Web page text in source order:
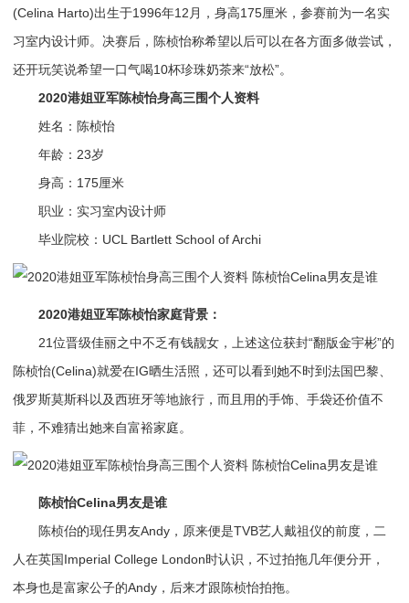
(Celina Harto)出生于1996年12月，身高175厘米，参赛前为一名实
习室内设计师。决赛后，陈桢怡称希望以后可以在各方面多做尝试，
还开玩笑说希望一口气喝10杯珍珠奶茶来“放松”。
2020港姐亚军陈桢怡身高三围个人资料
姓名：陈桢怡
年龄：23岁
身高：175厘米
职业：实习室内设计师
毕业院校：UCL Bartlett School of Archi
2020港姐亚军陈桢怡家庭背景：
21位晋级佳丽之中不乏有钱靓女，上述这位获封“翻版金宇彬”的
陈桢怡(Celina)就爱在IG晒生活照，还可以看到她不时到法国巴黎、
俄罗斯莫斯科以及西班牙等地旅行，而且用的手饰、手袋还价值不
菲，不难猜出她来自富裕家庭。
陈桢怡Celina男友是谁
陈桢佁的现任男友Andy，原来便是TVB艺人戴祖仪的前度，二
人在英国Imperial College London时认识，不过拍拖几年便分开，
本身也是富家公子的Andy，后来才跟陈桢怡拍拖。